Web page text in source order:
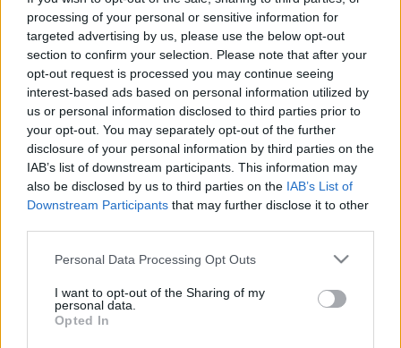
processing of your personal or sensitive information for
targeted advertising by us, please use the below opt-out
section to confirm your selection. Please note that after your
opt-out request is processed you may continue seeing
interest-based ads based on personal information utilized by
us or personal information disclosed to third parties prior to
your opt-out. You may separately opt-out of the further
disclosure of your personal information by third parties on the
IAB’s list of downstream participants. This information may
also be disclosed by us to third parties on the IAB’s List of
Downstream Participants that may further disclose it to other
Please note that this website/app uses one or more Google
not limited to your visit or usage behaviour. You may click to
grant or deny consent to Google and its third-party tags to
use your data for below specified purposes in below Google
Personal Data Processing Opt Outs
I want to opt-out of the Sharing of my
personal data.
Opted In
2022. július. 06. 12:05
Szentkirályi Alexandra posztjában kiemeli, hogy eddig 800 ezer
ukrán menekült érkezett Magyarországra.
CSAKNEM TÍZEZREN ÉRKEZTEK
MAGYARORSZÁGRA UKRAJNÁBÓL KEDDEN
2022. május. 11. 18:00
Az ukrán-magyar határszakaszon 5060 ember lépett be kedden
Magyarország területére, míg a román-magyar határszakaszon
belépők közül 4746-an nyilatkoztak úgy, hogy Ukrajnából
érkeztek - közölte az Országos Rendőr-főkapitányság (ORFK)
szerdán az MTI-vel.
2022. május. 05. 07:47
239 ember kapott ideiglenes tartózkodásra jogosító igazolást.
EGY NAP ALATT TÖBB MINT TÍZEZER
MENEKÜLT ÉRKEZETT HAZÁNKBA